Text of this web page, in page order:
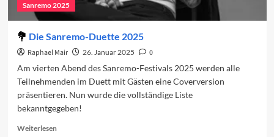
Sanremo 2025
Die Sanremo-Duette 2025
Raphael Mair 26. Januar 2025
0
Am vierten Abend des Sanremo-Festivals 2025 werden alle
Teilnehmenden im Duett mit Gästen eine Coverversion
präsentieren. Nun wurde die vollständige Liste
bekanntgegeben!
WeiterlesenRead